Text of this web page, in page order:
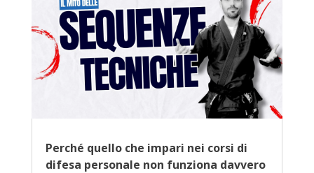
Perché quello che impari nei corsi di
difesa personale non funziona davvero